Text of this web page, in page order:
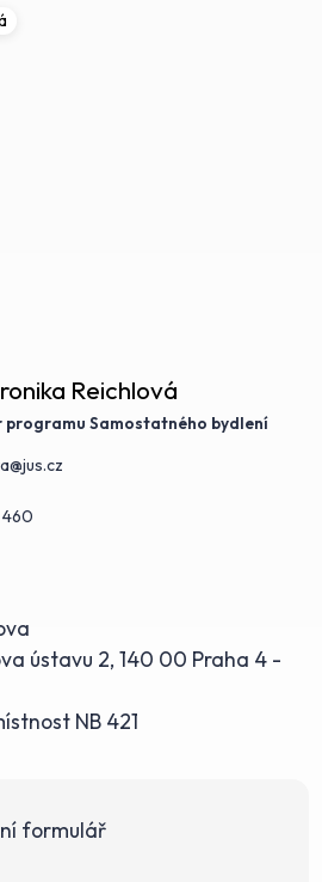
Reichlová
Samostatného bydlení
ústavu 2, 140 00 Praha 4 -
NB 421
formulář